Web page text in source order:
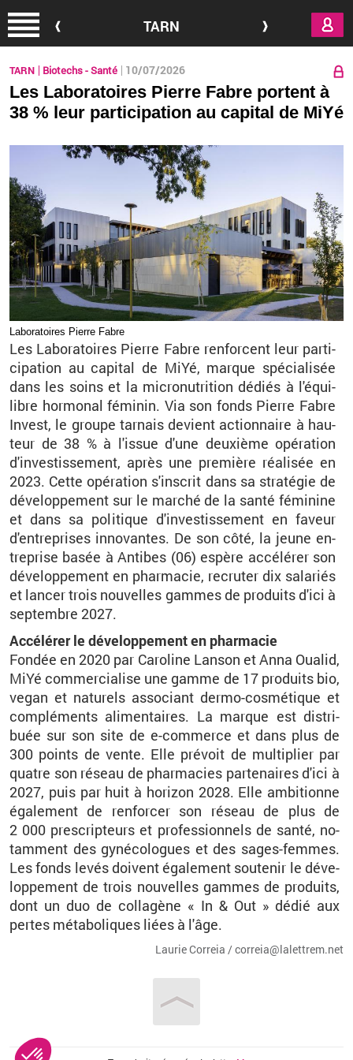
TARN
TARN Biotechs - Santé 10/07/2026
Les Laboratoires Pierre Fabre portent à
38 % leur participation au capital de MiYé
La­bo­ra­toires Pierre Fabre
Les La­bo­ra­toires Pierre Fabre ren­forcent leur par­ti­
ci­pa­tion au ca­pi­tal de MiYé, marque spé­cia­li­sée
dans les soins et la mi­cro­nu­tri­tion dé­diés à l'équi­
libre hor­mo­nal fé­mi­nin. Via son fonds Pierre Fabre
In­vest, le groupe tar­nais de­vient ac­tion­naire à hau­
teur de 38 % à l'is­sue d'une deuxième opé­ra­tion
d'in­ves­tis­se­ment, après une pre­mière réa­li­sée en
2023. Cette opé­ra­tion s'ins­crit dans sa stra­té­gie de
dé­ve­lop­pe­ment sur le mar­ché de la santé fé­mi­nine
et dans sa po­li­tique d'in­ves­tis­se­ment en fa­veur
d'en­tre­prises in­no­vantes. De son côté, la jeune en­
tre­prise basée à An­tibes (06) es­père ac­cé­lé­rer son
dé­ve­lop­pe­ment en phar­ma­cie, re­cru­ter dix sa­la­riés
et lan­cer trois nou­velles gammes de pro­duits d'ici à
sep­tembre 2027.
Ac­cé­lé­rer le dé­ve­lop­pe­ment en phar­ma­cie
Fon­dée en 2020 par Ca­ro­line Lan­son et Anna Oua­lid,
MiYé com­mer­cia­lise une gamme de 17 pro­duits bio,
vegan et na­tu­rels as­so­ciant dermo-cos­mé­tique et
com­plé­ments ali­men­taires. La marque est dis­tri­
buée sur son site de e-com­merce et dans plus de
300 points de vente. Elle pré­voit de mul­ti­plier par
quatre son ré­seau de phar­ma­cies par­te­naires d'ici à
2027, puis par huit à ho­ri­zon 2028. Elle am­bi­tionne
éga­le­ment de ren­for­cer son ré­seau de plus de
2 000 pres­crip­teurs et pro­fes­sion­nels de santé, no­
tam­ment des gy­né­co­logues et des sages-femmes.
Les fonds levés doivent éga­le­ment sou­te­nir le dé­ve­
lop­pe­ment de trois nou­velles gammes de pro­duits,
dont un duo de col­la­gène « In & Out » dédié aux
pertes mé­ta­bo­liques liées à l'âge.
Lau­rie Cor­reia / cor­reia@​la­let­trem.​net